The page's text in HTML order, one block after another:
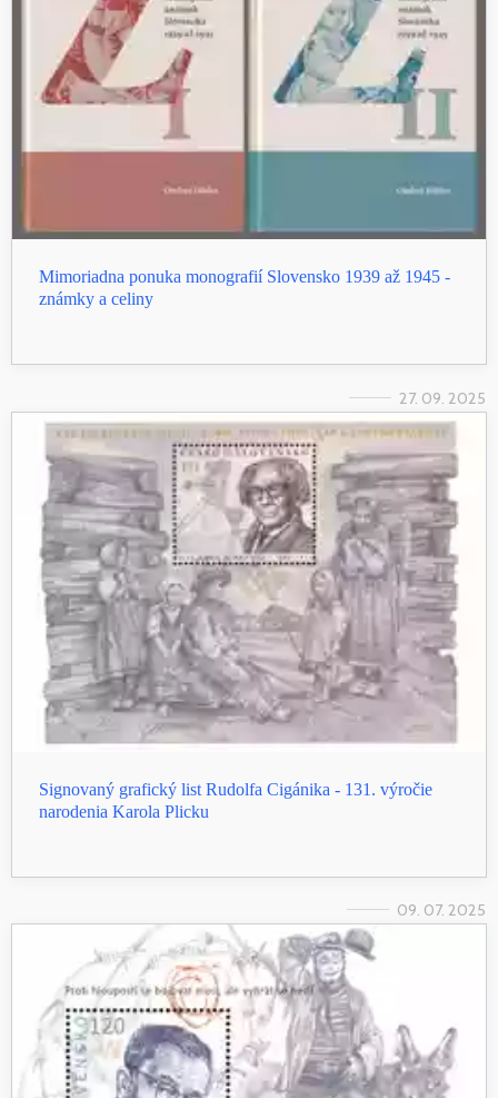
Mimoriadna ponuka monografií Slovensko 1939 až 1945 -
známky a celiny
27. 09. 2025
Signovaný grafický list Rudolfa Cigánika - 131. výročie
narodenia Karola Plicku
09. 07. 2025